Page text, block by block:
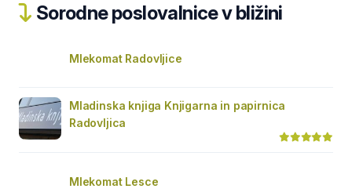
Sorodne poslovalnice v bližini
Mlekomat Radovljice
Mladinska knjiga Knjigarna in papirnica
Radovljica
Mlekomat Lesce